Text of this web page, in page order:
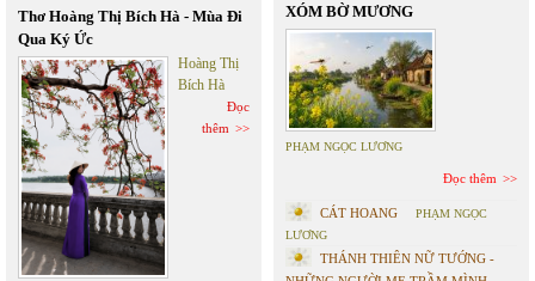
Thơ Hoàng Thị Bích Hà - Mùa Đi
Qua Ký Ức
Hoàng Thị
Bích Hà
Đọc
thêm
XÓM BỜ MƯƠNG
PHẠM NGỌC LƯƠNG
Đọc thêm
CÁT HOANG
PHẠM NGỌC
LƯƠNG
THÁNH THIÊN NỮ TƯỚNG -